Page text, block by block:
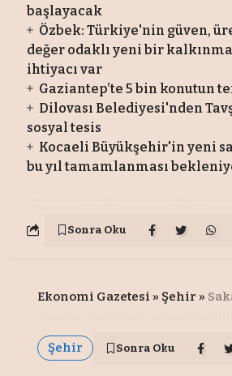
başlayacak
Özbek: Türkiye'nin güven,
değer odaklı yeni bir
ihtiyacı var
Gaziantep’te 5 bin konutun
Dilovası Belediyesi'nden
sosyal tesis
Kocaeli Büyükşehir'in yeni
bu yıl tamamlanması
Sonra Oku
Ekonomi Gazetesi » Şehir »
Şehir Sonra Oku